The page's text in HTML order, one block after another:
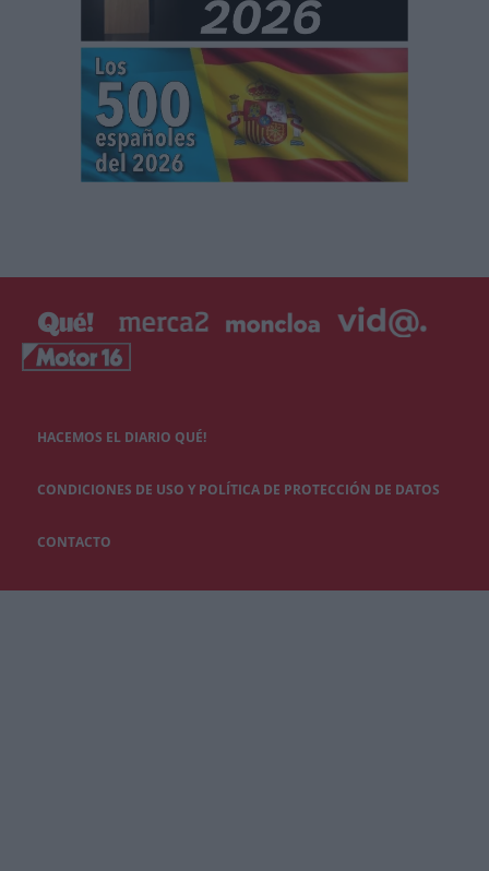
HACEMOS EL DIARIO QUÉ!
CONDICIONES DE USO Y POLÍTICA DE PROTECCIÓN DE DATOS
CONTACTO